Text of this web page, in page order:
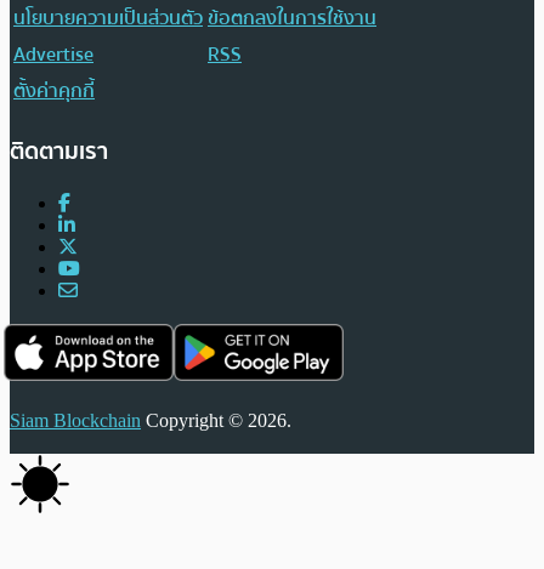
นโยบายความเป็นส่วนตัวข้อตกลงในการใช้งาน
Advertise
RSS
ตั้งค่าคุกกี้
ติดตามเรา
Siam Blockchain Copyright © 2026.